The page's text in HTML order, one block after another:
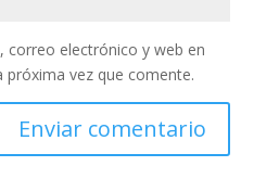
correo electrónico y web en
próxima vez que comente.